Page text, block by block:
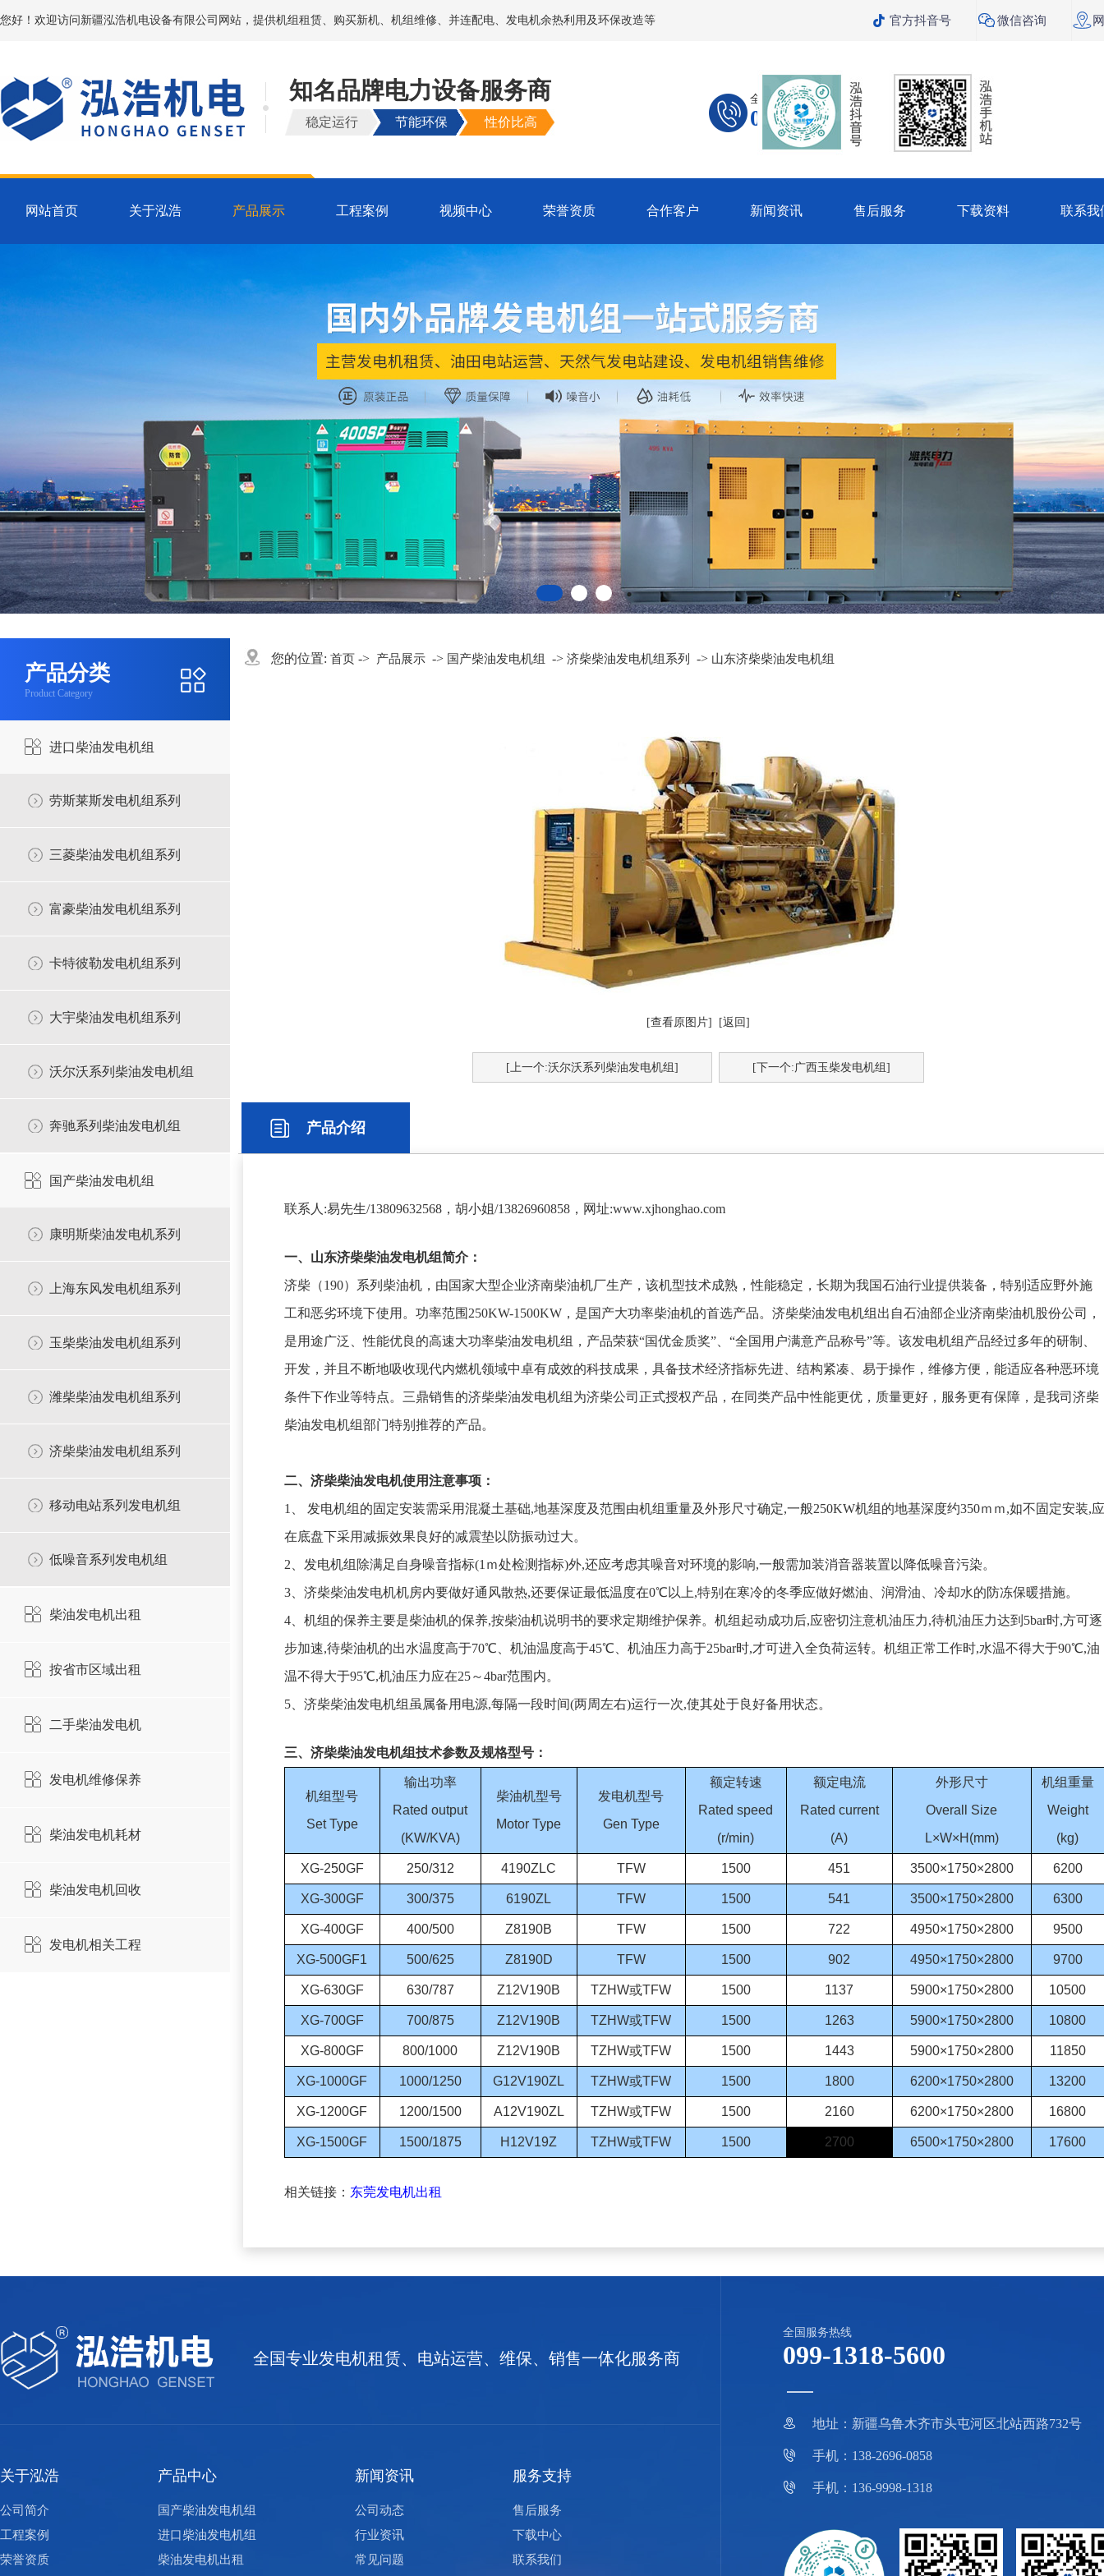
您好！欢迎访问新疆泓浩机电设备有限公司网站，提供机组租赁、购买新机、机组维修、并连配电、发电机余热利用及环保改造等  官方抖音号 微信咨询 
知名品牌电力设备服务商
稳定运行 节能环保 性价比高
全国咨询热线
099-1318-5600
网站首页 关于泓浩 产品展示 工程案例 视频中心 荣誉资质 合作客户 新闻资讯 售后服务 下载资料 联系我
产品分类
Product Category
进口柴油发电机组
劳斯莱斯发电机组系列
三菱柴油发电机组系列
富豪柴油发电机组系列
卡特彼勒发电机组系列
大宇柴油发电机组系列
沃尔沃系列柴油发电机组
奔驰系列柴油发电机组
国产柴油发电机组
康明斯柴油发电机系列
上海东风发电机组系列
玉柴柴油发电机组系列
潍柴柴油发电机组系列
济柴柴油发电机组系列
移动电站系列发电机组
低噪音系列发电机组
柴油发电机出租
按省市区域出租
二手柴油发电机
发电机维修保养
柴油发电机耗材
柴油发电机回收
发电机相关工程
您的位置: 首页 -> 产品展示 -> 国产柴油发电机组 -> 济柴柴油发电机组系列 -> 山东济柴柴油发电机组
[查看原图片] [返回]
[上一个:沃尔沃系列柴油发电机组] [下一个:广西玉柴发电机组]
联系人:易先生/13809632568，胡小姐/13826960858，网址:www.xjhonghao.com
一、山东济柴柴油发电机组简介：
济柴（190）系列柴油机，由国家大型企业济南柴油机厂生产，该机型技术成熟，性能稳定，长期为我国石油行业提供装备，特别适应野外施
工和恶劣环境下使用。功率范围250KW-1500KW，是国产大功率柴油机的首选产品。济柴柴油发电机组出自石油部企业济南柴油机股份公司，
是用途广泛、性能优良的高速大功率柴油发电机组，产品荣获“国优金质奖”、“全国用户满意产品称号”等。该发电机组产品经过多年的研制、
开发，并且不断地吸收现代内燃机领域中卓有成效的科技成果，具备技术经济指标先进、结构紧凑、易于操作，维修方便，能适应各种恶环境
条件下作业等特点。三鼎销售的济柴柴油发电机组为济柴公司正式授权产品，在同类产品中性能更优，质量更好，服务更有保障，是我司济柴
柴油发电机组部门特别推荐的产品。
二、 济柴柴油发电机使用注意事项：
1、 发电机组的固定安装需采用混凝土基础,地基深度及范围由机组重量及外形尺寸确定,一般250KW机组的地基深度约350ｍｍ,如不固定安装,应
在底盘下采用减振效果良好的减震垫以防振动过大。
2、发电机组除满足自身噪音指标(1ｍ处检测指标)外,还应考虑其噪音对环境的影响,一般需加装消音器装置以降低噪音污染。
3、济柴柴油发电机机房内要做好通风散热,还要保证最低温度在0℃以上,特别在寒冷的冬季应做好燃油、润滑油、冷却水的防冻保暖措施。
4、机组的保养主要是柴油机的保养,按柴油机说明书的要求定期维护保养。机组起动成功后,应密切注意机油压力,待机油压力达到5bar时,方可逐
步加速,待柴油机的出水温度高于70℃、机油温度高于45℃、机油压力高于25bar时,才可进入全负荷运转。机组正常工作时,水温不得大于90℃,油
温不得大于95℃,机油压力应在25～4bar范围内。
5、济柴柴油发电机组虽属备用电源,每隔一段时间(两周左右)运行一次,使其处于良好备用状态。
三、 济柴柴油发电机组技术参数及规格型号：
机组型号
Set Type
输出功率
Rated output
(KW/KVA)
柴油机型号
Motor Type
发电机型号
Gen Type
额定转速
Rated speed
(r/min)
额定电流
Rated current
(A)
外形尺寸
Overall Size
L×W×H(mm)
机组重量
Weight
(kg)
XG-250GF 250/312 4190ZLC TFW 1500 451 3500×1750×2800 6200
XG-300GF 300/375 6190ZL TFW 1500 541 3500×1750×2800 6300
XG-400GF 400/500 Z8190B TFW 1500 722 4950×1750×2800 9500
XG-500GF1 500/625 Z8190D TFW 1500 902 4950×1750×2800 9700
XG-630GF 630/787 Z12V190B TZHW或TFW 1500 1137 5900×1750×2800 10500
XG-700GF 700/875 Z12V190B TZHW或TFW 1500 1263 5900×1750×2800 10800
XG-800GF 800/1000 Z12V190B TZHW或TFW 1500 1443 5900×1750×2800 11850
XG-1000GF 1000/1250 G12V190ZL TZHW或TFW 1500 1800 6200×1750×2800 13200
XG-1200GF 1200/1500 A12V190ZL TZHW或TFW 1500 2160 6200×1750×2800 16800
XG-1500GF 1500/1875 H12V19Z TZHW或TFW 1500 2700 6500×1750×2800 17600
相关链接： 东莞发电机出租
全国专业发电机租赁、电站运营、维保、销售一体化服务商
关于泓浩
公司简介
工程案例
荣誉资质
产品中心
国产柴油发电机组
进口柴油发电机组
柴油发电机出租
新闻资讯
公司动态
行业资讯
常见问题
服务支持
售后服务
下载中心
联系我们
全国服务热线
099-1318-5600
 地址：新疆乌鲁木齐市头屯河区北站西路732号
 手机：138-2696-0858
 手机：136-9998-1318